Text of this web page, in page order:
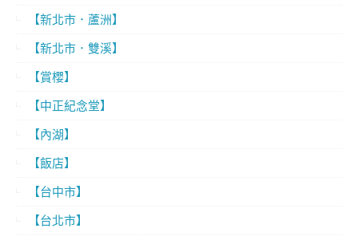
【新北市．蘆洲】
【新北市．雙溪】
【賞櫻】
【中正紀念堂】
【內湖】
【飯店】
【台中市】
【台北市】